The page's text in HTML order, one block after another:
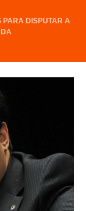
PARA DISPUTAR A